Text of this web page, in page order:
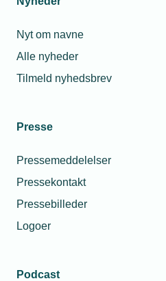
Nyt om navne
Alle nyheder
Tilmeld nyhedsbrev
Presse
Pressemeddelelser
Pressekontakt
Pressebilleder
Logoer
Podcast
Web: www.muus-ror.dk
Læs mere om samme emne:
fjernvarme Grøn omstilling (1)